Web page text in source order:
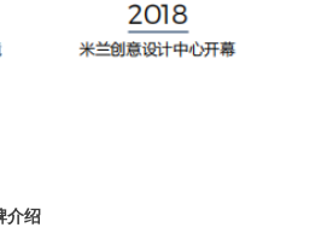
介绍